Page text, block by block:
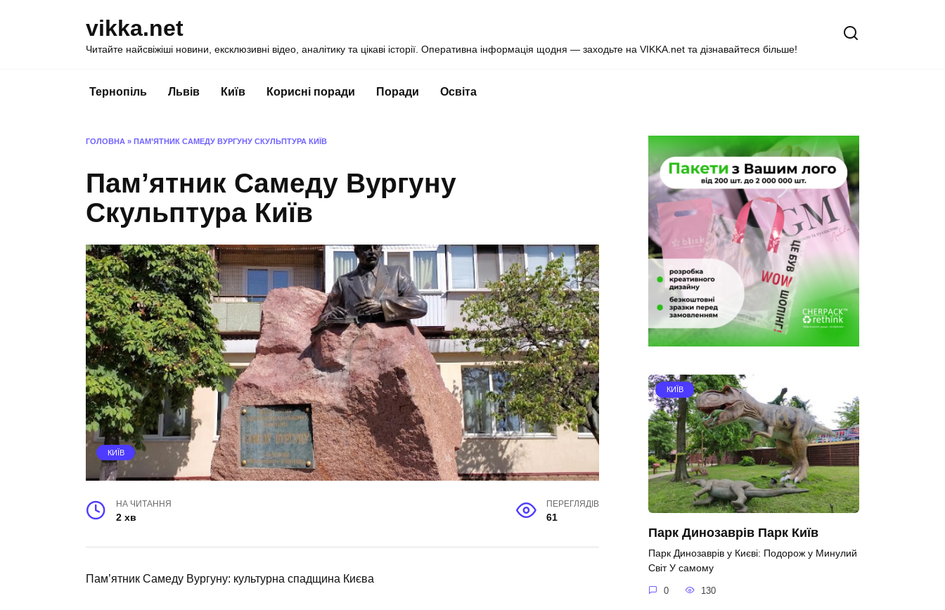
vikka.net
Читайте найсвіжіші новини, ексклюзивні відео, аналітику та цікаві історії. Оперативна інформація щодня — заходьте на VIKKA.net та дізнавайтеся більше!
Тернопіль Львів Київ Корисні поради Поради Освіта
ГОЛОВНА » ПАМ’ЯТНИК САМЕДУ ВУРГУНУ СКУЛЬПТУРА КИЇВ
Пам’ятник Самеду Вургуну
Скульптура Київ
КИЇВ
НА ЧИТАННЯ
2 хв
ПЕРЕГЛЯДІВ
61
Пам’ятник Самеду Вургуну: культурна спадщина Києва
КИЇВ
Парк Динозаврів Парк Київ
Парк Динозаврів у Києві: Подорож у Минулий
Світ У самому
0 130